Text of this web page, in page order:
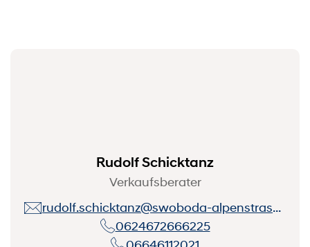
Rudolf Schicktanz
Verkaufsberater
rudolf.schicktanz@swoboda-alpenstrasse.at
0624672666225